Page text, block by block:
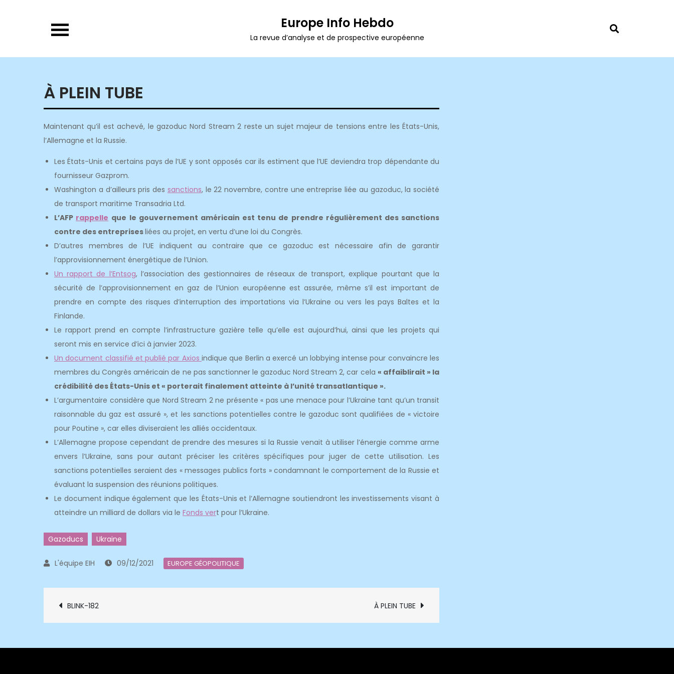
Europe Info Hebdo
La revue d’analyse et de prospective européenne
À PLEIN TUBE
Maintenant qu’il est achevé, le gazoduc Nord Stream 2 reste un sujet majeur de tensions entre les États-Unis,
l’Allemagne et la Russie.
Les États-Unis et certains pays de l’UE y sont opposés car ils estiment que l’UE deviendra trop dépendante du
fournisseur Gazprom.
Washington a d’ailleurs pris des sanctions, le 22 novembre, contre une entreprise liée au gazoduc, la société
de transport maritime Transadria Ltd.
L’AFP rappelle que le gouvernement américain est tenu de prendre régulièrement des sanctions
contre des entreprisesliées au projet, en vertu d’une loi du Congrès.
D’autres membres de l’UE indiquent au contraire que ce gazoduc est nécessaire afin de garantir
l’approvisionnement énergétique de l’Union.
Un rapport de l’Entsog, l’association des gestionnaires de réseaux de transport, explique pourtant que la
sécurité de l’approvisionnement en gaz de l’Union européenne est assurée, même s’il est important de
prendre en compte des risques d’interruption des importations via l’Ukraine ou vers les pays Baltes et la
Finlande.
Le rapport prend en compte l’infrastructure gazière telle qu’elle est aujourd’hui, ainsi que les projets qui
seront mis en service d’ici à janvier 2023.
Un document classifié et publié par Axiosindique que Berlin a exercé un lobbying intense pour convaincre les
membres du Congrès américain de ne pas sanctionner le gazoduc Nord Stream 2, car cela « affaiblirait » la
crédibilité des États-Unis et « porterait finalement atteinte à l’unité transatlantique ».
L’argumentaire considère que Nord Stream 2 ne présente « pas une menace pour l’Ukraine tant qu’un transit
raisonnable du gaz est assuré », et les sanctions potentielles contre le gazoduc sont qualifiées de « victoire
pour Poutine », car elles diviseraient les alliés occidentaux.
L’Allemagne propose cependant de prendre des mesures si la Russie venait à utiliser l’énergie comme arme
envers l’Ukraine, sans pour autant préciser les critères spécifiques pour juger de cette utilisation. Les
sanctions potentielles seraient des « messages publics forts » condamnant le comportement de la Russie et
évaluant la suspension des réunions politiques.
Le document indique également que les États-Unis et l’Allemagne soutiendront les investissements visant à
atteindre un milliard de dollars via le Fonds vert pour l’Ukraine.
Gazoducs Ukraine
09/12/2021 EUROPE GÉOPOLITIQUE
Navigation
BLINK-182 À PLEIN TUBE